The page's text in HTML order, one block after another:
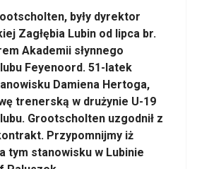
były dyrektor
Zagłębia Lubin od lipca br.
Akademii słynnego
Feyenoord. 51-latek
Damiena Hertoga,
trenerską w drużynie U-19
Grootscholten uzgodnił z
Przypomnijmy iż
tym stanowisku w Lubinie